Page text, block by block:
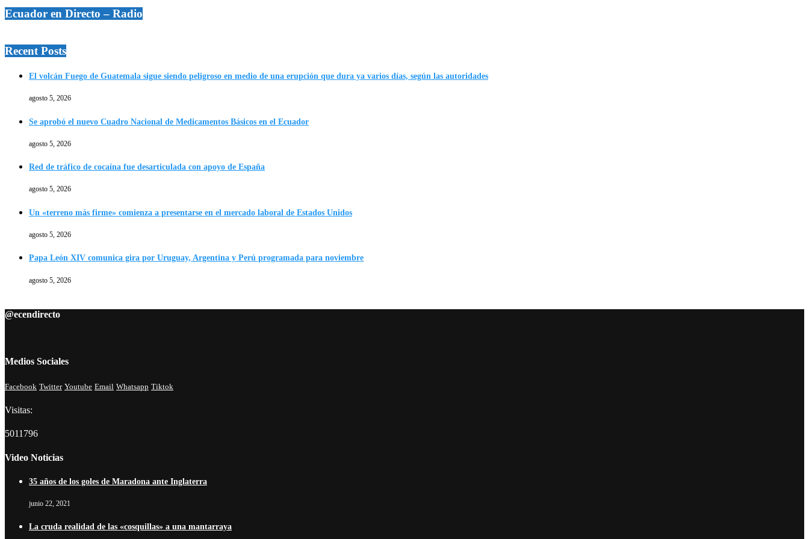
Ecuador en Directo – Radio
Recent Posts
El volcán Fuego de Guatemala sigue siendo peligroso en medio de una erupción que dura ya varios días, según las autoridades
agosto 5, 2026
Se aprobó el nuevo Cuadro Nacional de Medicamentos Básicos en el Ecuador
agosto 5, 2026
Red de tráfico de cocaína fue desarticulada con apoyo de España
agosto 5, 2026
Un «terreno más firme» comienza a presentarse en el mercado laboral de Estados Unidos
agosto 5, 2026
Papa León XIV comunica gira por Uruguay, Argentina y Perú programada para noviembre
agosto 5, 2026
@ecendirecto
Medios Sociales
Facebook Twitter Youtube Email Whatsapp Tiktok
Visitas:
5011796
Video Noticias
35 años de los goles de Maradona ante Inglaterra
junio 22, 2021
La cruda realidad de las «cosquillas» a una mantarraya